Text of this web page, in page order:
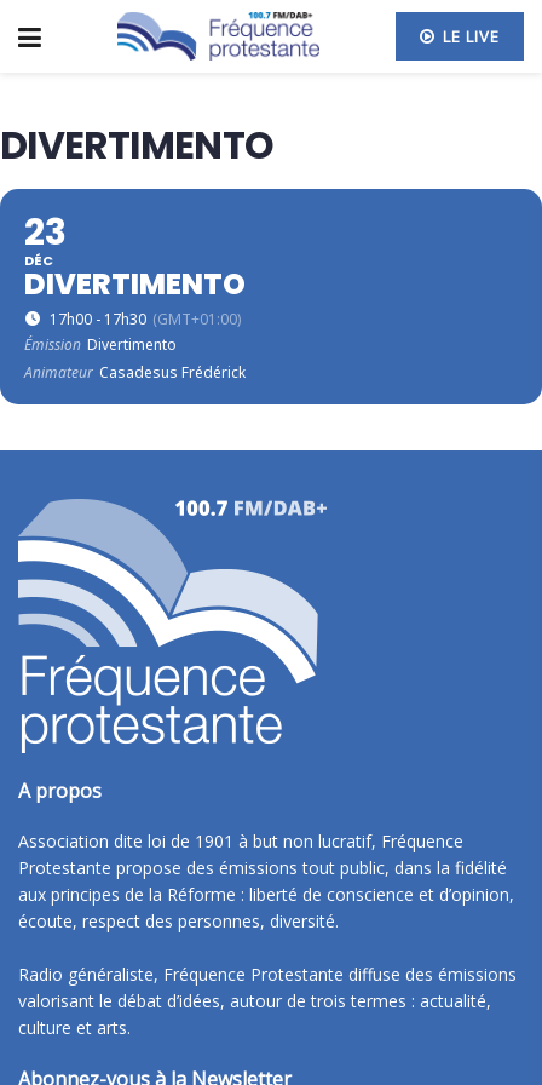
LE LIVE
DIVERTIMENTO
23
DÉC
DIVERTIMENTO
17h00 - 17h30 (GMT+01:00)
Émission Divertimento
Animateur Casadesus Frédérick
A propos
Association dite loi de 1901 à but non lucratif, Fréquence
Protestante propose des émissions tout public, dans la fidélité
aux principes de la Réforme : liberté de conscience et d’opinion,
écoute, respect des personnes, diversité.
Radio généraliste, Fréquence Protestante diffuse des émissions
valorisant le débat d’idées, autour de trois termes : actualité,
culture et arts.
Abonnez-vous à la Newsletter